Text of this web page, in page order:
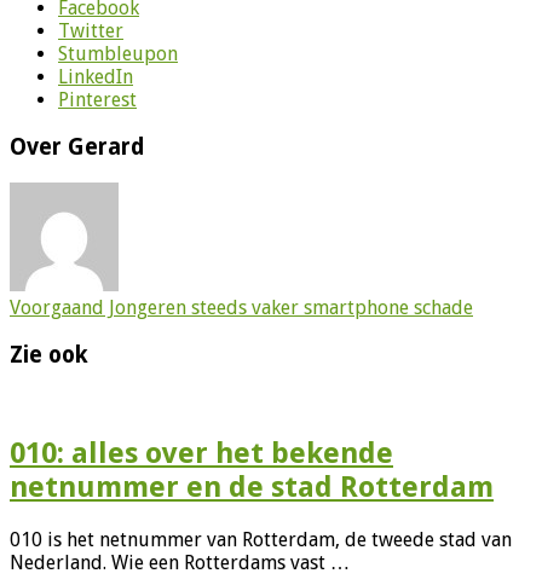
Facebook
Twitter
Stumbleupon
LinkedIn
Pinterest
Over Gerard
Voorgaand Jongeren steeds vaker smartphone schade
Zie ook
010: alles over het bekende
netnummer en de stad Rotterdam
010 is het netnummer van Rotterdam, de tweede stad van
Nederland. Wie een Rotterdams vast …